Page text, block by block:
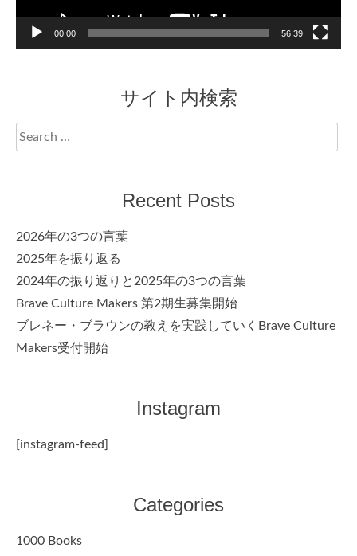
00:00 56:39
サイト内検索
Search
for:
Recent Posts
2026年の3つの言葉
2025年を振り返る
2024年の振り返りと2025年の3つの言葉
Brave Culture Makers 第2期生募集開始
ブレネー・ブラウンの教えを実践していくBrave Culture
Makers受付開始
Instagram
[instagram-feed]
Categories
1000 Books